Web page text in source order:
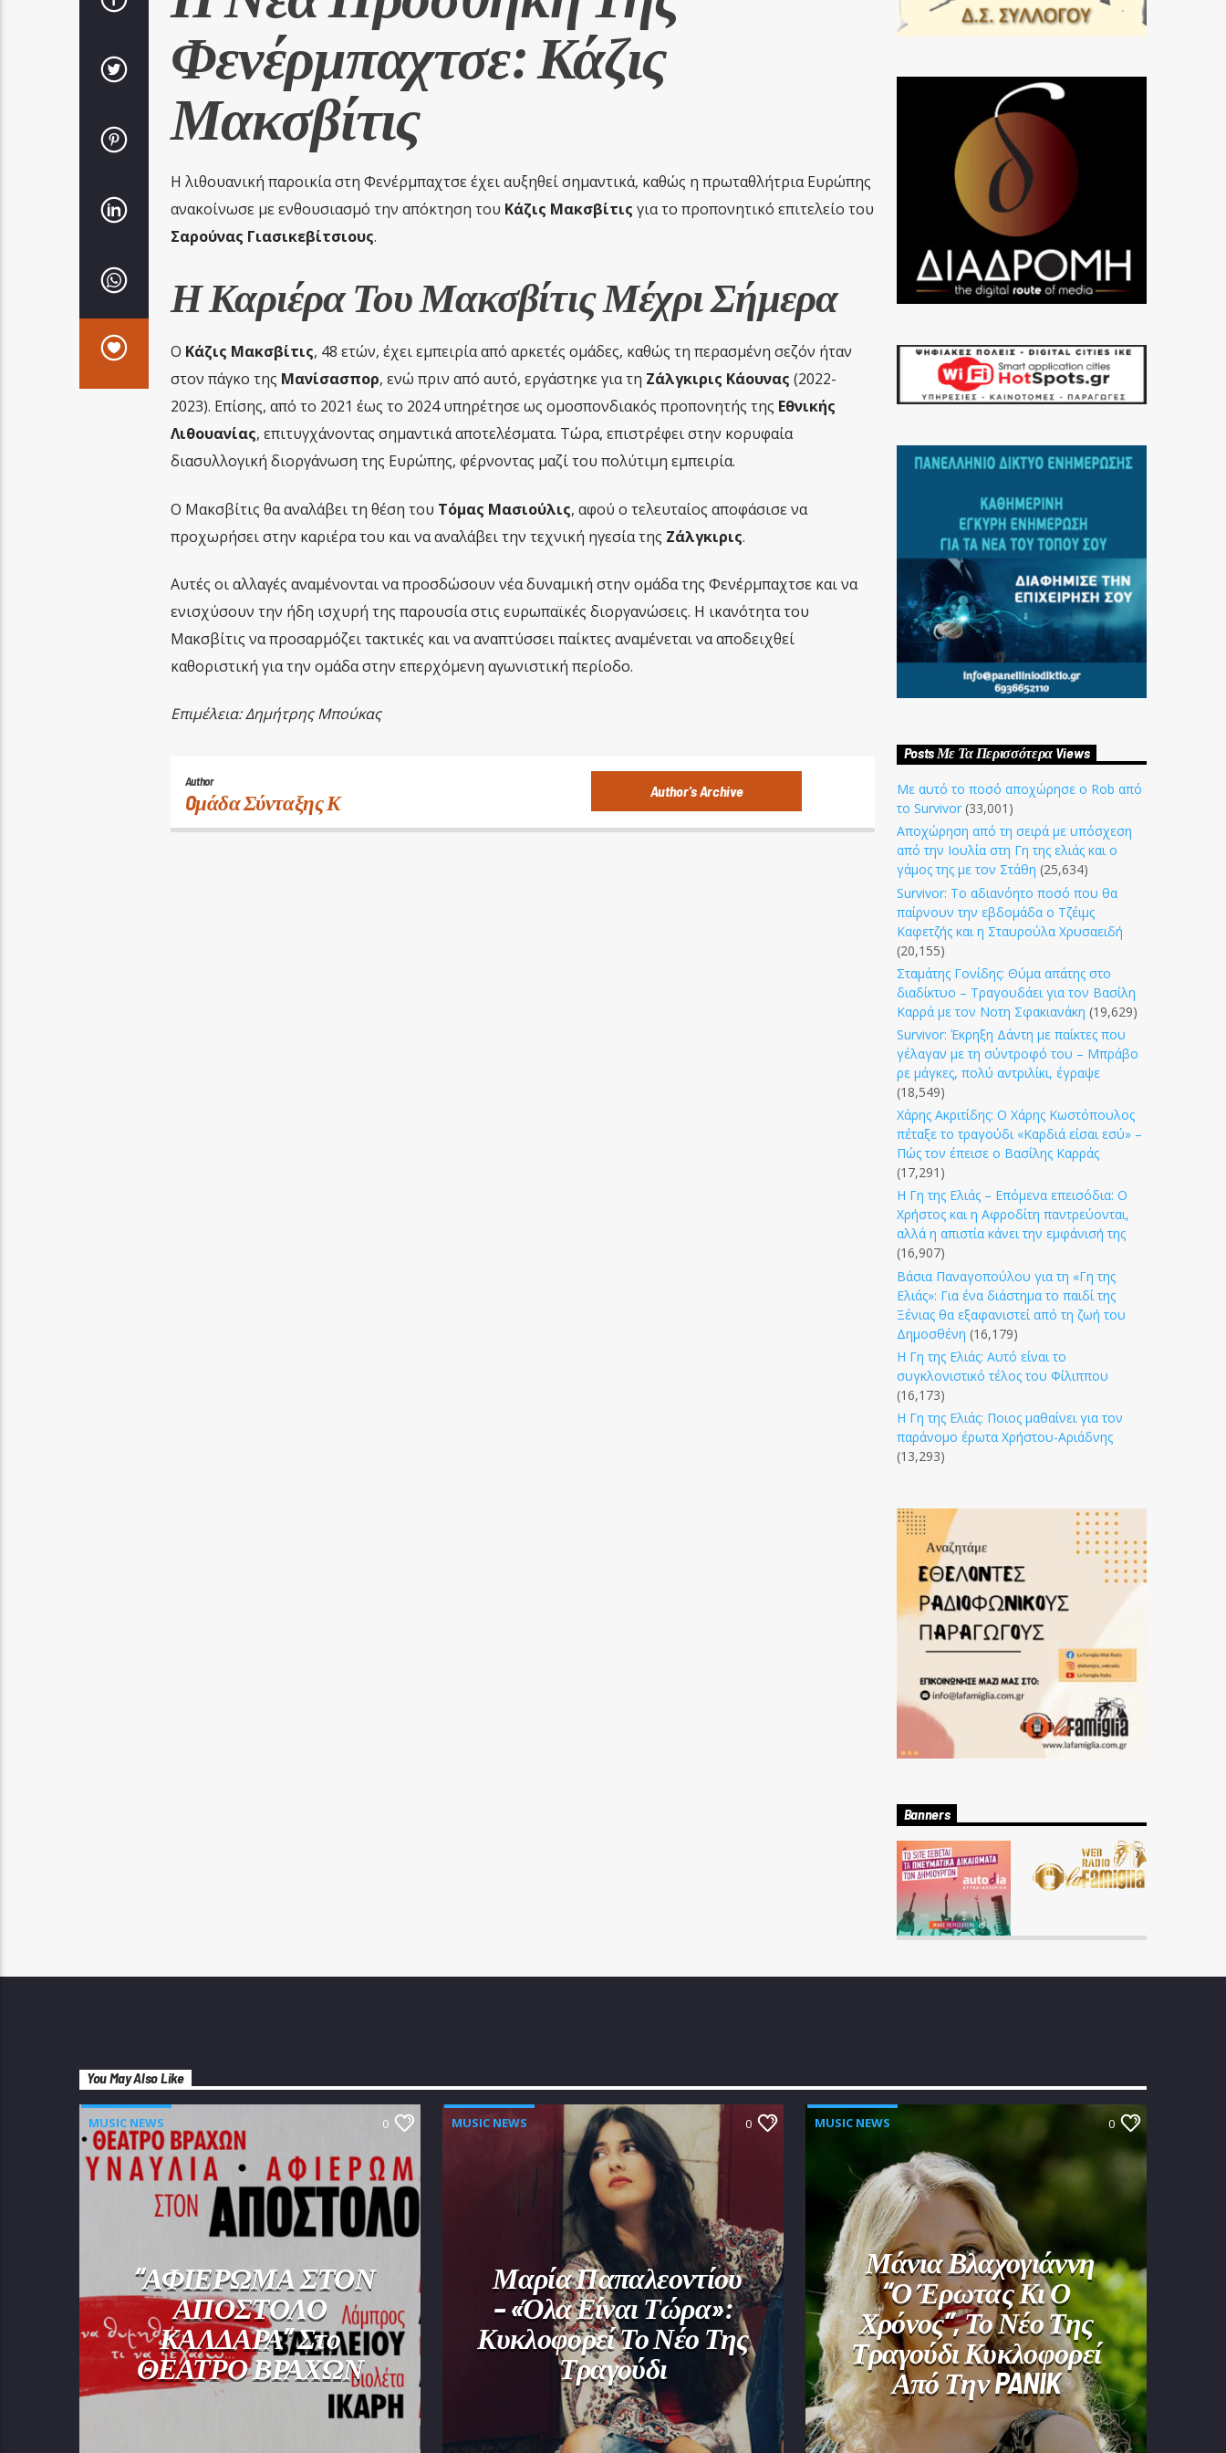
Φενέρμπαχτσε: Κάζις
Μακσβίτις
Η λιθουανική παροικία στη Φενέρμπαχτσε έχει αυξηθεί σημαντικά, καθώς η πρωταθλήτρια Ευρώπης
ανακοίνωσε με ενθουσιασμό την απόκτηση του Κάζις Μακσβίτις για το προπονητικό επιτελείο του
Σαρούνας Γιασικεβίτσιους.
Η Καριέρα Του Μακσβίτις Μέχρι Σήμερα
Ο Κάζις Μακσβίτις, 48 ετών, έχει εμπειρία από αρκετές ομάδες, καθώς τη περασμένη σεζόν ήταν
στον πάγκο της Μανίσασπορ, ενώ πριν από αυτό, εργάστηκε για τη Ζάλγκιρις Κάουνας (2022-
2023). Επίσης, από το 2021 έως το 2024 υπηρέτησε ως ομοσπονδιακός προπονητής της Εθνικής
Λιθουανίας, επιτυγχάνοντας σημαντικά αποτελέσματα. Τώρα, επιστρέφει στην κορυφαία
διασυλλογική διοργάνωση της Ευρώπης, φέρνοντας μαζί του πολύτιμη εμπειρία.
Ο Μακσβίτις θα αναλάβει τη θέση του Τόμας Μασιούλις, αφού ο τελευταίος αποφάσισε να
προχωρήσει στην καριέρα του και να αναλάβει την τεχνική ηγεσία της Ζάλγκιρις.
Αυτές οι αλλαγές αναμένονται να προσδώσουν νέα δυναμική στην ομάδα της Φενέρμπαχτσε και να
ενισχύσουν την ήδη ισχυρή της παρουσία στις ευρωπαϊκές διοργανώσεις. Η ικανότητα του
Μακσβίτις να προσαρμόζει τακτικές και να αναπτύσσει παίκτες αναμένεται να αποδειχθεί
καθοριστική για την ομάδα στην επερχόμενη αγωνιστική περίοδο.
Επιμέλεια: Δημήτρης Μπούκας
Author
Oμάδα Σύνταξης Κ Author's Archive
Posts Με Τα Περισσότερα Views
Με αυτό το ποσό αποχώρησε ο Rob από
το Survivor (33,001)
Αποχώρηση από τη σειρά με υπόσχεση
από την Ιουλία στη Γη της ελιάς και ο
γάμος της με τον Στάθη (25,634)
Survivor: Το αδιανόητο ποσό που θα
παίρνουν την εβδομάδα ο Τζέιμς
Καφετζής και η Σταυρούλα Χρυσαειδή
(20,155)
Σταμάτης Γονίδης: Θύμα απάτης στο
διαδίκτυο – Τραγουδάει για τον Βασίλη
Καρρά με τον Νοτη Σφακιανάκη (19,629)
Survivor: Έκρηξη Δάντη με παίκτες που
γέλαγαν με τη σύντροφό του – Μπράβο
ρε μάγκες, πολύ αντριλίκι, έγραψε
(18,549)
Χάρης Ακριτίδης: Ο Χάρης Κωστόπουλος
πέταξε το τραγούδι «Καρδιά είσαι εσύ» –
Πώς τον έπεισε ο Βασίλης Καρράς
(17,291)
Η Γη της Ελιάς – Επόμενα επεισόδια: Ο
Χρήστος και η Αφροδίτη παντρεύονται,
αλλά η απιστία κάνει την εμφάνισή της
(16,907)
Βάσια Παναγοπούλου για τη «Γη της
Ελιάς»: Για ένα διάστημα το παιδί της
Ξένιας θα εξαφανιστεί από τη ζωή του
Δημοσθένη (16,179)
Η Γη της Ελιάς: Αυτό είναι το
συγκλονιστικό τέλος του Φίλιππου
(16,173)
Η Γη της Ελιάς: Ποιος μαθαίνει για τον
παράνομο έρωτα Χρήστου-Αριάδνης
(13,293)
Banners
You May Also Like
MUSIC NEWS 0
“ΑΦΙΕΡΩΜΑ ΣΤΟΝ
ΑΠΟΣΤΟΛΟ
ΚΑΛΔΑΡΑ” Στο
ΘΕΑΤΡΟ ΒΡΑΧΩΝ
MUSIC NEWS 0
Μαρία Παπαλεοντίου
– «Όλα Είναι Τώρα»:
Κυκλοφορεί Το Νέο Της
Τραγούδι
MUSIC NEWS 0
Μάνια Βλαχογιάννη
“Ο Έρωτας Κι Ο
Χρόνος”, Το Νέο Της
Τραγούδι Κυκλοφορεί
Από Την PANIK